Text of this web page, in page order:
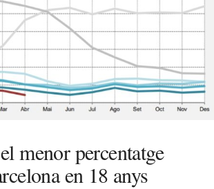
menor percentatge
en 18 anys